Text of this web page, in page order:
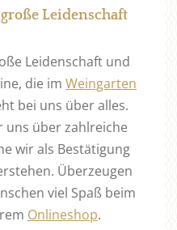
Leidenschaft
Leidenschaft und
die im Weingarten
bei uns über alles.
uns über zahlreiche
wir als Bestätigung
Überzeugen
viel Spaß beim
Onlineshop.